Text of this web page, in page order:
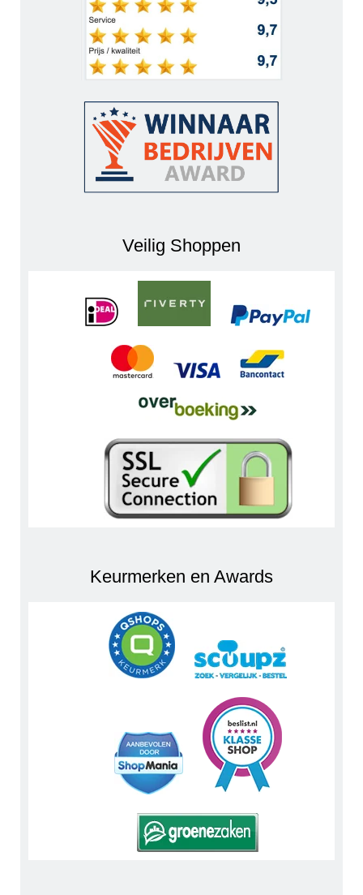
Veilig Shoppen
Keurmerken en Awards